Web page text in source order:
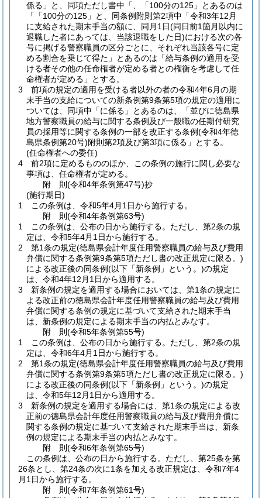
係る」と、同項ただし書中「、「100分の125」とあるのは
「「100分の125」と、同条例附則第2項中「令和3年12月
に支給された期末手当の額に、同月1日(同日前1箇月以内に
退職した者にあっては、当該退職をした日)における次の各
号に掲げる警察職員の区分ごとに、それぞれ当該各号に定
める割合を乗じて得た」とあるのは「給与条例の適用を受
ける者その他の任命権者が定める者との権衡を考慮して任
命権者が定める」とする。
3
前項の規定の適用を受ける者以外の者の令和4年6月の期
末手当の支給についての新条例第9条第5項の規定の適用に
ついては、同項中「に係る」とあるのは、「並びに徳島県
地方警察職員の給与に関する条例及び一般職の任期付研究
員の採用等に関する条例の一部を改正する条例(令和4年徳
島県条例第20号)附則第2項及び第3項に係る」とする。
(任命権者への委任)
4
前2項に定めるもののほか、この条例の施行に関し必要な
事項は、任命権者が定める。
附 則(令和4年条例第47号)抄
(施行期日)
1
この条例は、令和5年4月1日から施行する。
附 則(令和4年条例第63号)
1
この条例は、公布の日から施行する。 ただし、第2条の規
定は、令和5年4月1日から施行する。
2
第1条の規定(徳島県会計年度任用警察職員の給与及び費用
弁償に関する条例第9条第5項ただし書の改正規定に限る。)
による改正後の同条例(以下「新条例」という。)の規定
は、令和4年12月1日から適用する。
3
新条例の規定を適用する場合においては、第1条の規定に
よる改正前の徳島県会計年度任用警察職員の給与及び費用
弁償に関する条例の規定に基づいて支給された期末手当
は、新条例の規定による期末手当の内払とみなす。
附 則(令和5年条例第55号)
1
この条例は、公布の日から施行する。 ただし、第2条の規
定は、令和6年4月1日から施行する。
2
第1条の規定(徳島県会計年度任用警察職員の給与及び費用
弁償に関する条例第9条第5項ただし書の改正規定に限る。)
による改正後の同条例(以下「新条例」という。)の規定
は、令和5年12月1日から適用する。
3
新条例の規定を適用する場合には、第1条の規定による改
正前の徳島県会計年度任用警察職員の給与及び費用弁償に
関する条例の規定に基づいて支給された期末手当は、新条
例の規定による期末手当の内払とみなす。
附 則(令和6年条例第65号)
この条例は、公布の日から施行する。 ただし、第25条を第
26条とし、第24条の次に1条を加える改正規定は、令和7年4
月1日から施行する。
附 則(令和7年条例第61号)